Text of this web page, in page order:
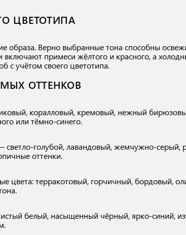
ЦВЕТОТИПА
образа. Верно выбранные тона способны
включают примеси жёлтого и красного, а
с учётом своего цветотипа.
ОТТЕНКОВ
коралловый, кремовый, нежный
или тёмно-синего.
светло-голубой, лавандовый, жемчужно-серый,
оттенки.
цвета: терракотовый, горчичный, бордовый,
белый, насыщенный чёрный, ярко-синий,